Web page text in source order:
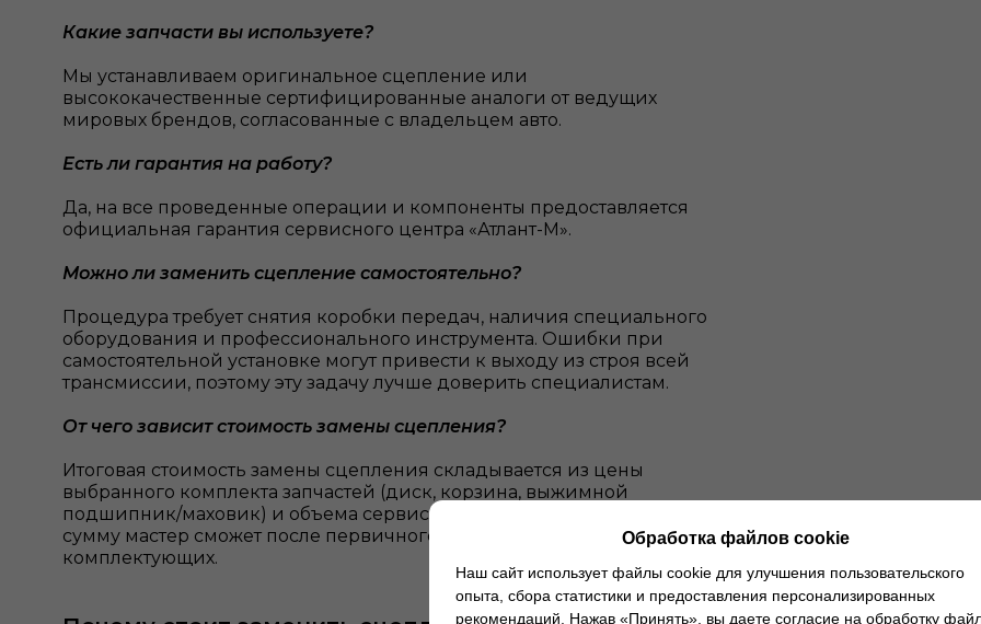
Какие запчасти вы используете?
Мы устанавливаем оригинальное сцепление или
высококачественные сертифицированные аналоги от ведущих
мировых брендов, согласованные с владельцем авто.
Есть ли гарантия на работу?
Да, на все проведенные операции и компоненты предоставляется
официальная гарантия сервисного центра «Атлант-М».
Можно ли заменить сцепление самостоятельно?
Процедура требует снятия коробки передач, наличия специального
оборудования и профессионального инструмента. Ошибки при
самостоятельной установке могут привести к выходу из строя всей
трансмиссии, поэтому эту задачу лучше доверить специалистам.
От чего зависит стоимость замены сцепления?
Итоговая стоимость замены сцепления складывается из цены
выбранного комплекта запчастей (диск, корзина, выжимной
подшипник/маховик) и объема сервисных работ. Назвать точную
сумму мастер сможет после первичного осмотра и подбора
комплектующих.
Обработка файлов cookie
Наш сайт использует файлы cookie для улучшения пользовательского
опыта, сбора статистики и предоставления персонализированных
рекомендаций. Нажав «Принять», вы даете согласие на обработку